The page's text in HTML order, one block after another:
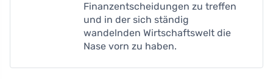
Finanzentscheidungen zu treffen
und in der sich ständig
wandelnden Wirtschaftswelt die
Nase vorn zu haben.